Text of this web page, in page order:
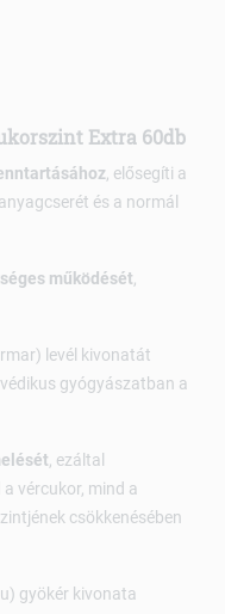
Extra 60db
, elősegíti a
és a normál
működését
levél kivonatát
gyógyászatban a
, ezáltal
vércukor, mind a
csökkenésében
gyökér kivonata